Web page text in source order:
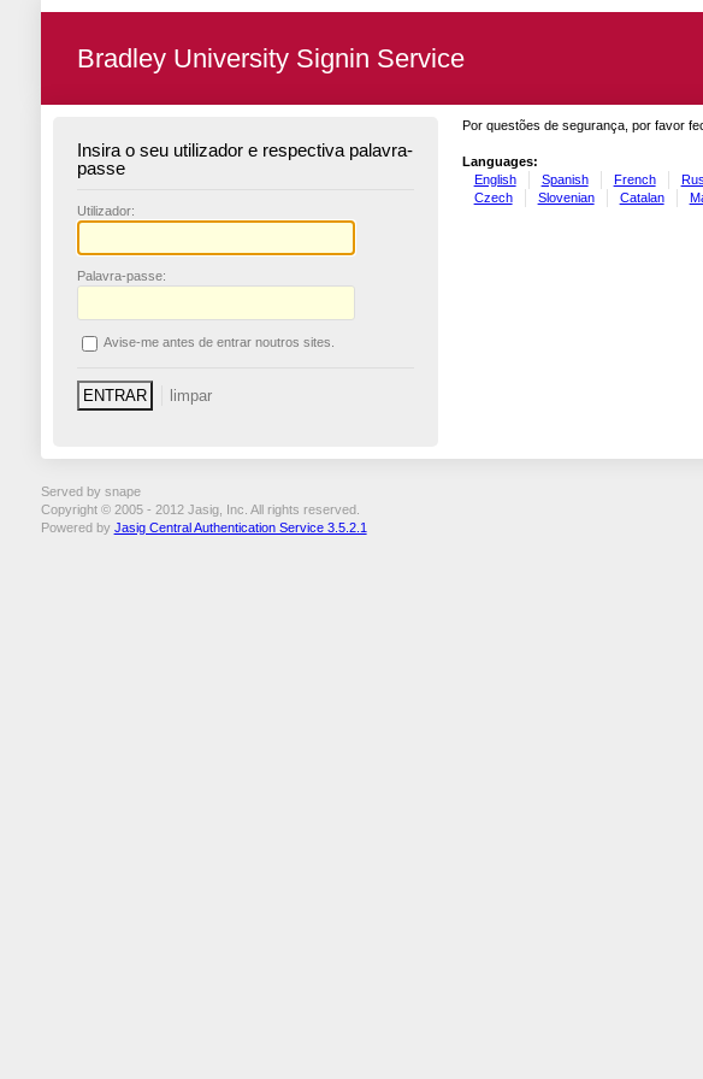
Bradley University Signin Service
Insira o seu utilizador e respectiva palavra-
passe
Utilizador:
Palavra-passe:
Avise-me antes de entrar noutros sites.
Por questões de segurança, por favor
Languages:
English
Spanish French
Czech
Slovenian Catalan
Served by snape
Copyright © 2005 - 2012 Jasig, Inc. All rights reserved.
Powered by Jasig Central Authentication Service 3.5.2.1